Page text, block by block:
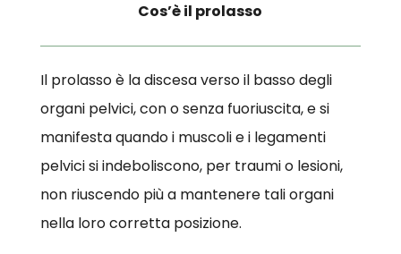
Cos’è il prolasso
Il prolasso è la discesa verso il basso degli
organi pelvici, con o senza fuoriuscita, e si
manifesta quando i muscoli e i legamenti
pelvici si indeboliscono, per traumi o lesioni,
non riuscendo più a mantenere tali organi
nella loro corretta posizione.